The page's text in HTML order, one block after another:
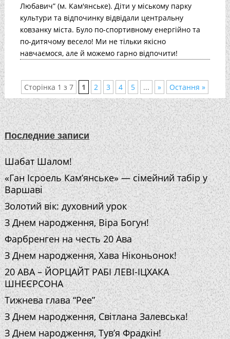
Любавич” (м. Кам'янське). Діти у міському парку
культури та відпочинку відвідали центральну
ковзанку міста. Було по-спортивному енергійно та
по-дитячому весело! Ми не тільки якісно
навчаємося, але й можемо гарно відпочити!
Сторінка 1 з 7 1 2 3 4 5 ... » Остання »
Последние записи
Шабат Шалом!
«Ган Ісроель Кам’янське» — сімейний табір у
Варшаві
Золотий вік: духовний урок
З Днем народження, Віра Богун!
Фарбренген на честь 20 Ава
З Днем народження, Хава Ніконьонок!
20 АВА – ЙОРЦАЙТ РАБІ ЛЕВІ-ІЦХАКА
ШНЕЄРСОНА
Тижнева глава “Рее”
З Днем народження, Світлана Залевська!
З Днем народження, Тув’я Фрадкін!